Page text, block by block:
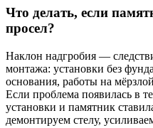
Что делать, если
просел?
Наклон надгробия —
монтажа: установки без
основания, работы на
Если проблема появилась в
установки и памятник
демонтируем стелу,